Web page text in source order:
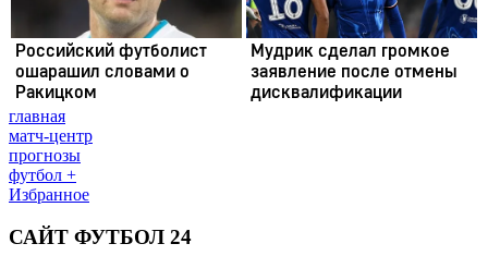
главная
матч-центр
прогнозы
футбол +
Избранное
САЙТ ФУТБОЛ 24